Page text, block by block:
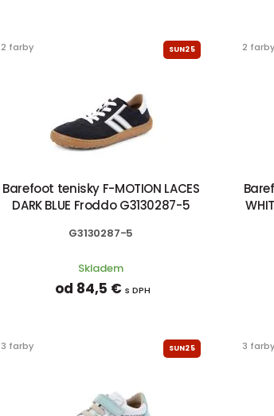
2 farby SUN25
Barefoot tenisky F-MOTION LACES
DARK BLUE Froddo G3130287-5
G3130287-5
Skladem
od 84,5 € s DPH
2 farby
3 farby SUN25 3 farby